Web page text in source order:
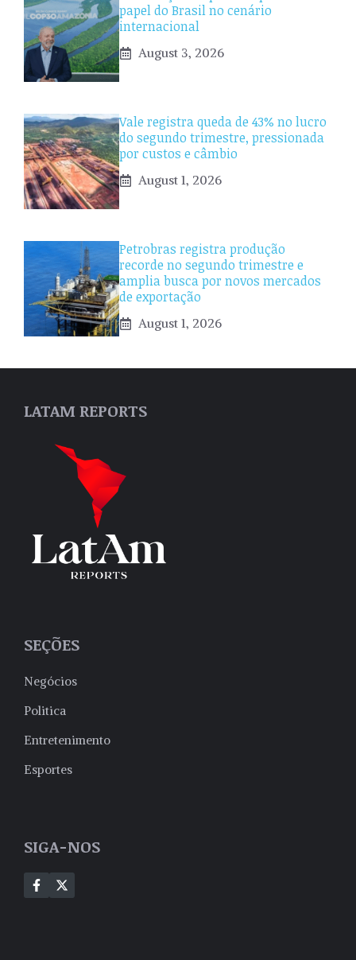
papel do Brasil no cenário
internacional
August 3, 2026
Vale registra queda de 43% no lucro
do segundo trimestre, pressionada
por custos e câmbio
August 1, 2026
Petrobras registra produção
recorde no segundo trimestre e
amplia busca por novos mercados
de exportação
August 1, 2026
LATAM REPORTS
SEÇÕES
Negócios
Politica
Entretenimento
Esportes
SIGA-NOS